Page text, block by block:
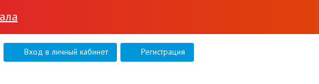
Регистрация
Вход в личный кабинет